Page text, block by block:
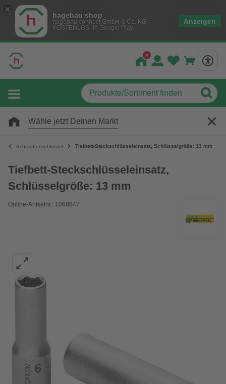
hagebau shop
hagebau connect GmbH & Co. KG
KOSTENLOS- In Google Play
Anzeigen
Wähle jetzt Deinen Markt
Schraubenschlüssel Tiefbett-Steckschlüsseleinsatz, Schlüsselgröße: 13 mm
Tiefbett-Steckschlüsseleinsatz,
Schlüsselgröße: 13 mm
Online-Artikelnr.: 1068647